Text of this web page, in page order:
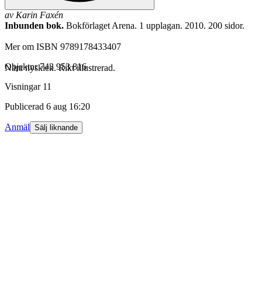
av Karin Faxén
Inbunden bok. Bokförlaget Arena. 1 upplagan. 2010. 200 sidor.
Mer om ISBN 9789178433407
Nära nyskick. Rikt illustrerad.
Objektnr 743 953 816
Visningar 11
Publicerad 6 aug 16:20
Anmäl Sälj liknande